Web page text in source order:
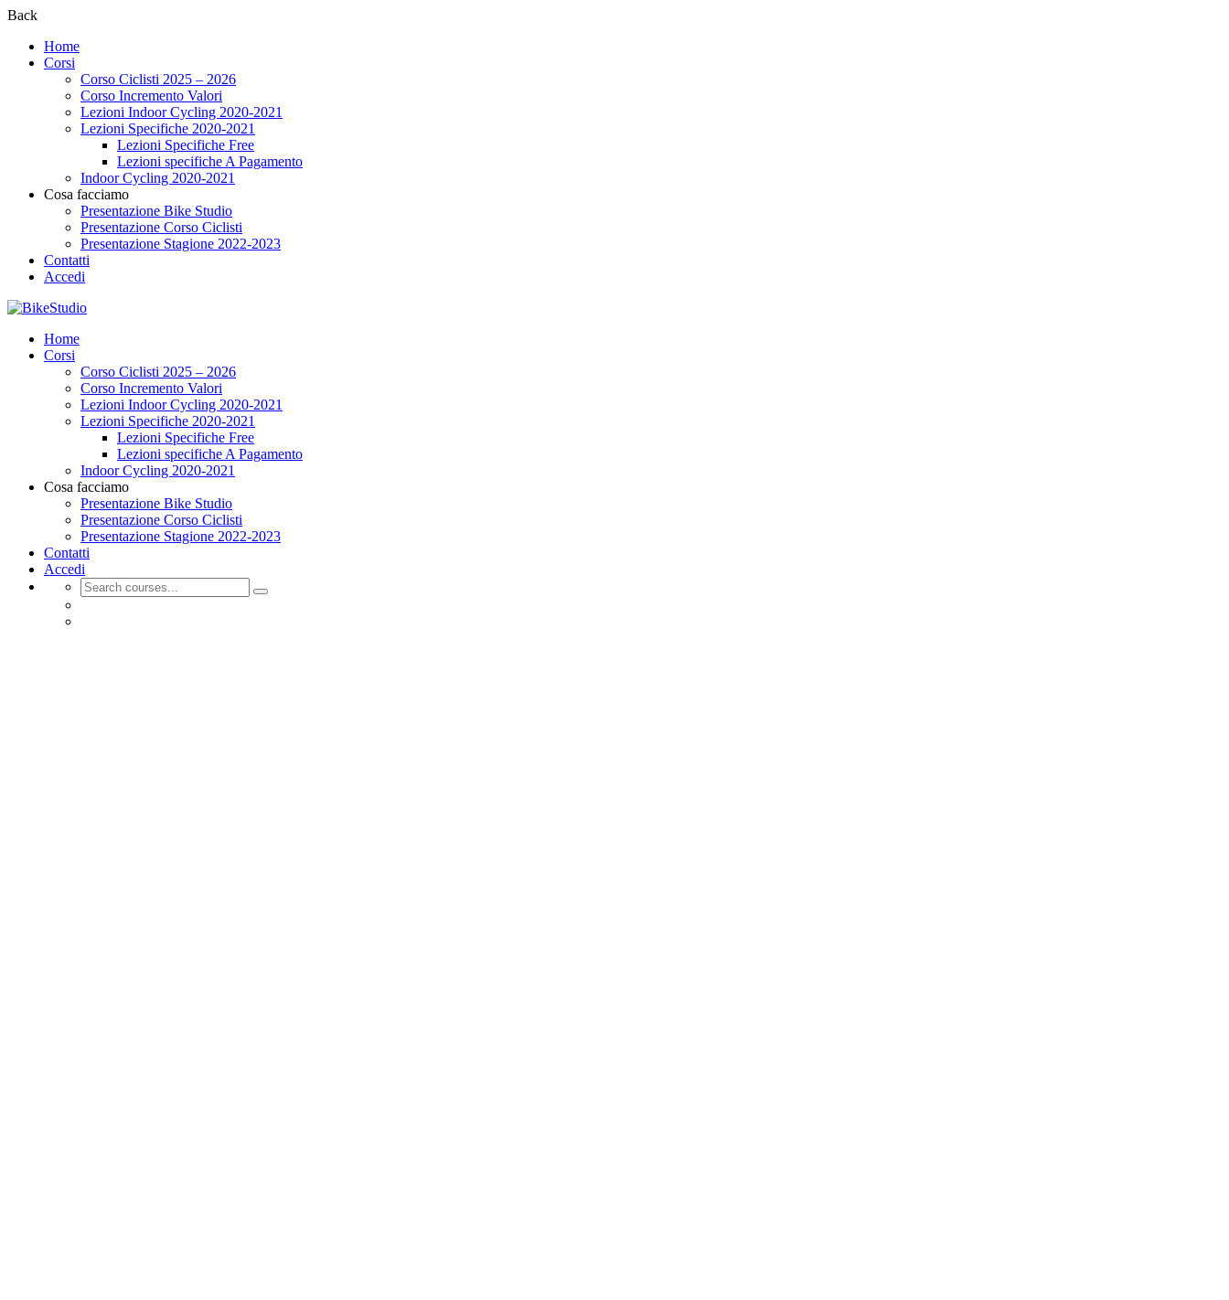
Back
Home
Corsi
Corso Ciclisti 2025 – 2026
Corso Incremento Valori
Lezioni Indoor Cycling 2020-2021
Lezioni Specifiche 2020-2021
Lezioni Specifiche Free
Lezioni specifiche A Pagamento
Indoor Cycling 2020-2021
Cosa facciamo
Presentazione Bike Studio
Presentazione Corso Ciclisti
Presentazione Stagione 2022-2023
Contatti
Accedi
Home
Corsi
Corso Ciclisti 2025 – 2026
Corso Incremento Valori
Lezioni Indoor Cycling 2020-2021
Lezioni Specifiche 2020-2021
Lezioni Specifiche Free
Lezioni specifiche A Pagamento
Indoor Cycling 2020-2021
Cosa facciamo
Presentazione Bike Studio
Presentazione Corso Ciclisti
Presentazione Stagione 2022-2023
Contatti
Accedi